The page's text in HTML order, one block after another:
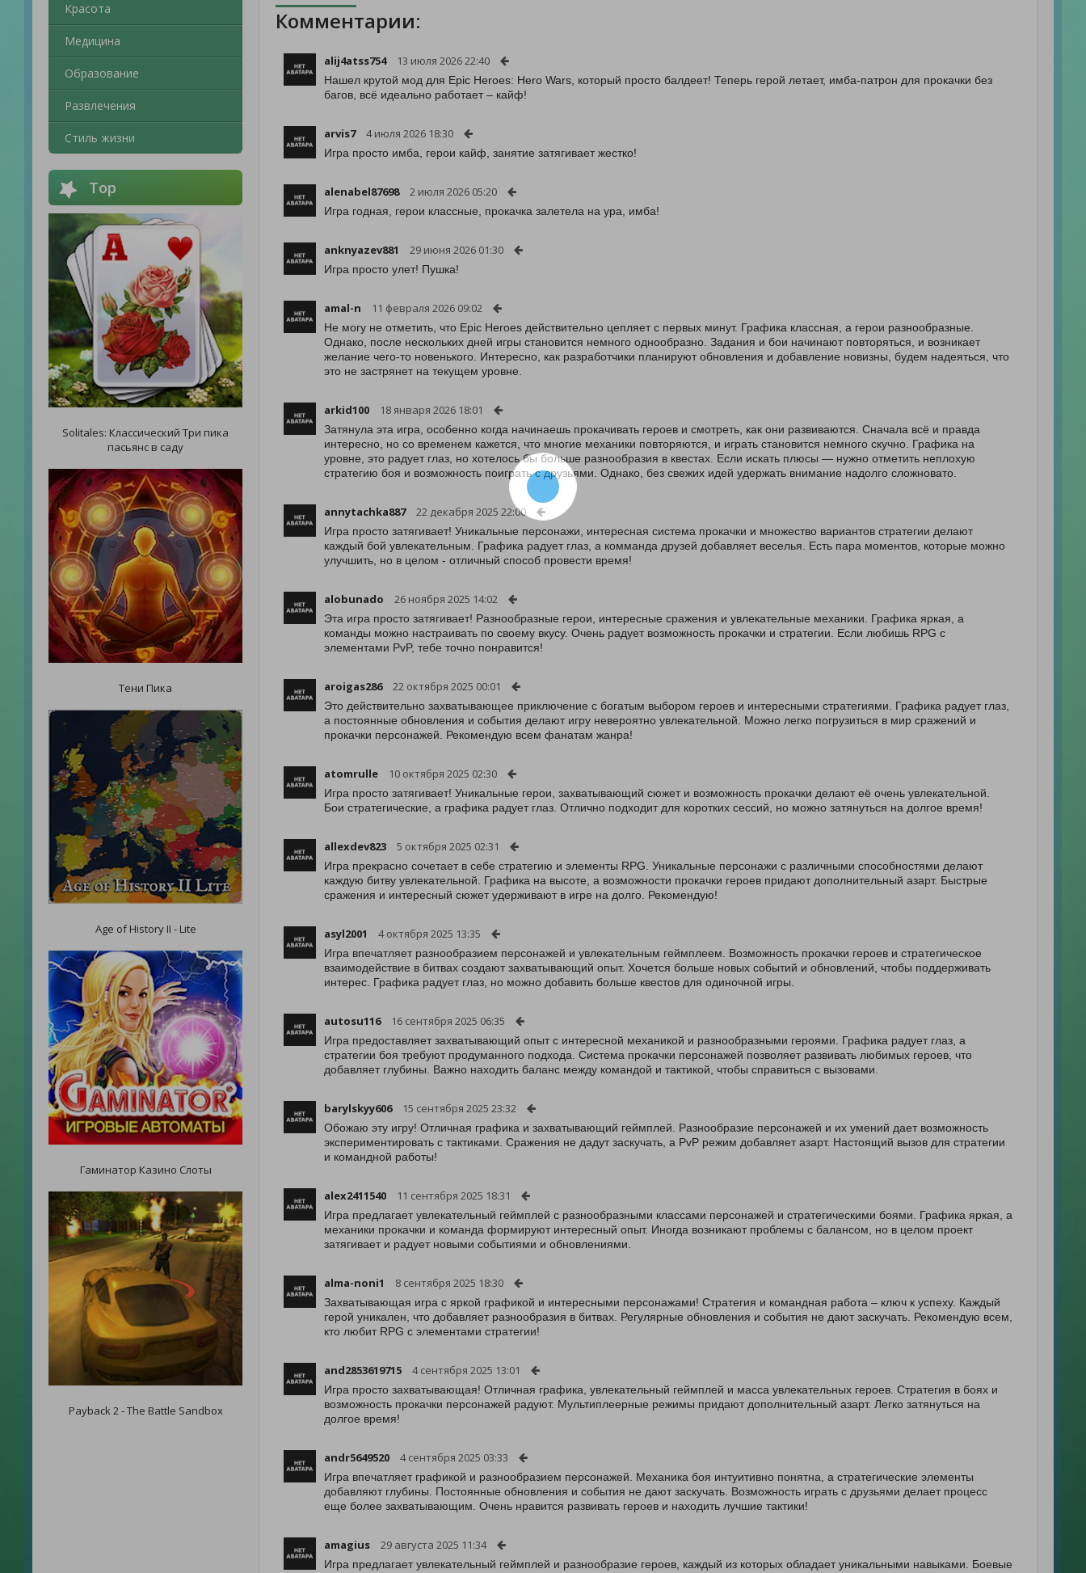
Красота
Медицина
Образование
Развлечения
Стиль жизни
Top
Solitales: Классический Три пика
пасьянс в саду
Тени Пика
Age of History II - Lite
Гаминатор Казино Слоты
Payback 2 - The Battle Sandbox
Комментарии:
alij4atss754 13 июля 2026 22:40
Нашел крутой мод для Epic Heroes: Hero Wars, который просто балдеет! Теперь герой летает, имба-патрон для прокачки без
багов, всё идеально работает – кайф!
arvis7 4 июля 2026 18:30
Игра просто имба, герои кайф, занятие затягивает жестко!
alenabel87698 2 июля 2026 05:20
Игра годная, герои классные, прокачка залетела на ура, имба!
anknyazev881 29 июня 2026 01:30
Игра просто улет! Пушка!
amal-n 11 февраля 2026 09:02
Не могу не отметить, что Epic Heroes действительно цепляет с первых минут. Графика классная, а герои разнообразные.
Однако, после нескольких дней игры становится немного однообразно. Задания и бои начинают повторяться, и возникает
желание чего-то новенького. Интересно, как разработчики планируют обновления и добавление новизны, будем надеяться, что
это не застрянет на текущем уровне.
arkid100 18 января 2026 18:01
Затянула эта игра, особенно когда начинаешь прокачивать героев и смотреть, как они развиваются. Сначала всё и правда
интересно, но со временем кажется, что многие механики повторяются, и играть становится немного скучно. Графика на
уровне, это радует глаз, но хотелось бы больше разнообразия в квестах. Если искать плюсы — нужно отметить неплохую
стратегию боя и возможность поиграть с друзьями. Однако, без свежих идей удержать внимание надолго сложновато.
annytachka887 22 декабря 2025 22:00
Игра просто затягивает! Уникальные персонажи, интересная система прокачки и множество вариантов стратегии делают
каждый бой увлекательным. Графика радует глаз, а комманда друзей добавляет веселья. Есть пара моментов, которые можно
улучшить, но в целом - отличный способ провести время!
alobunado 26 ноября 2025 14:02
Эта игра просто затягивает! Разнообразные герои, интересные сражения и увлекательные механики. Графика яркая, а
команды можно настраивать по своему вкусу. Очень радует возможность прокачки и стратегии. Если любишь RPG с
элементами PvP, тебе точно понравится!
aroigas286 22 октября 2025 00:01
Это действительно захватывающее приключение с богатым выбором героев и интересными стратегиями. Графика радует глаз,
а постоянные обновления и события делают игру невероятно увлекательной. Можно легко погрузиться в мир сражений и
прокачки персонажей. Рекомендую всем фанатам жанра!
atomrulle 10 октября 2025 02:30
Игра просто затягивает! Уникальные герои, захватывающий сюжет и возможность прокачки делают её очень увлекательной.
Бои стратегические, а графика радует глаз. Отлично подходит для коротких сессий, но можно затянуться на долгое время!
allexdev823 5 октября 2025 02:31
Игра прекрасно сочетает в себе стратегию и элементы RPG. Уникальные персонажи с различными способностями делают
каждую битву увлекательной. Графика на высоте, а возможности прокачки героев придают дополнительный азарт. Быстрые
сражения и интересный сюжет удерживают в игре на долго. Рекомендую!
asyl2001 4 октября 2025 13:35
Игра впечатляет разнообразием персонажей и увлекательным геймплеем. Возможность прокачки героев и стратегическое
взаимодействие в битвах создают захватывающий опыт. Хочется больше новых событий и обновлений, чтобы поддерживать
интерес. Графика радует глаз, но можно добавить больше квестов для одиночной игры.
autosu116 16 сентября 2025 06:35
Игра предоставляет захватывающий опыт с интересной механикой и разнообразными героями. Графика радует глаз, а
стратегии боя требуют продуманного подхода. Система прокачки персонажей позволяет развивать любимых героев, что
добавляет глубины. Важно находить баланс между командой и тактикой, чтобы справиться с вызовами.
barylskyy606 15 сентября 2025 23:32
Обожаю эту игру! Отличная графика и захватывающий геймплей. Разнообразие персонажей и их умений дает возможность
экспериментировать с тактиками. Сражения не дадут заскучать, а PvP режим добавляет азарт. Настоящий вызов для стратегии
и командной работы!
alex2411540 11 сентября 2025 18:31
Игра предлагает увлекательный геймплей с разнообразными классами персонажей и стратегическими боями. Графика яркая, а
механики прокачки и команда формируют интересный опыт. Иногда возникают проблемы с балансом, но в целом проект
затягивает и радует новыми событиями и обновлениями.
alma-noni1 8 сентября 2025 18:30
Захватывающая игра с яркой графикой и интересными персонажами! Стратегия и командная работа – ключ к успеху. Каждый
герой уникален, что добавляет разнообразия в битвах. Регулярные обновления и события не дают заскучать. Рекомендую всем,
кто любит RPG с элементами стратегии!
and2853619715 4 сентября 2025 13:01
Игра просто захватывающая! Отличная графика, увлекательный геймплей и масса увлекательных героев. Стратегия в боях и
возможность прокачки персонажей радуют. Мультиплеерные режимы придают дополнительный азарт. Легко затянуться на
долгое время!
andr5649520 4 сентября 2025 03:33
Игра впечатляет графикой и разнообразием персонажей. Механика боя интуитивно понятна, а стратегические элементы
добавляют глубины. Постоянные обновления и события не дают заскучать. Возможность играть с друзьями делает процесс
еще более захватывающим. Очень нравится развивать героев и находить лучшие тактики!
amagius 29 августа 2025 11:34
Игра предлагает увлекательный геймплей и разнообразие героев, каждый из которых обладает уникальными навыками. Боевые